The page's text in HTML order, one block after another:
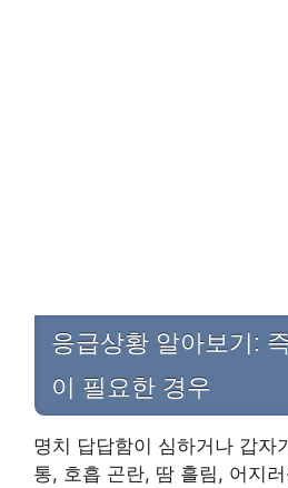
응급상황 알아보기:
이 필요한 경우
명치 답답함이 심하거나 갑자
통, 호흡 곤란, 땀 흘림, 어지